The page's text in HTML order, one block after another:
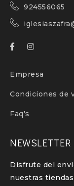
924556065
Empresa
Condiciones de
Faq’s
NEWSLETTER
Disfrute del
nuestras tiendas.